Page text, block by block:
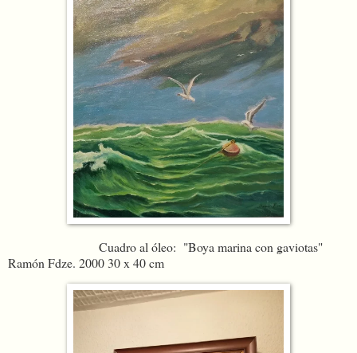
Cuadro al óleo: "Boya marina con gaviotas"
Ramón Fdze. 2000 30 x 40 cm